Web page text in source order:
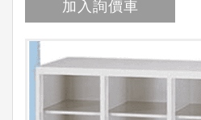
加入詢價車